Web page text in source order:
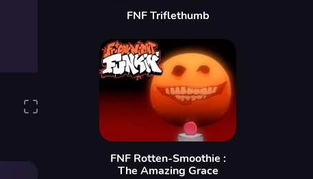
FNF Triflethumb
FNF Rotten-Smoothie :
The Amazing Grace